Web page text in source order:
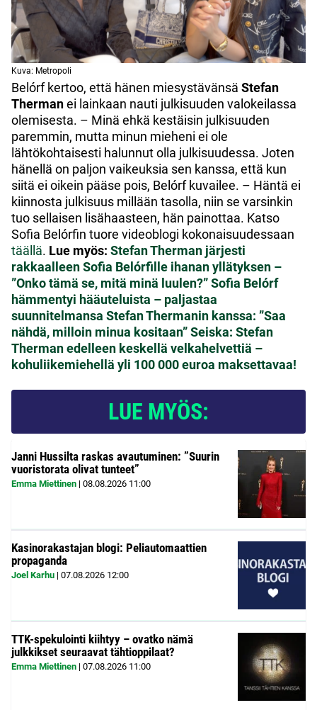
Kuva: Metropoli
Belórf kertoo, että hänen miesystävänsä Stefan
Thermanei lainkaan nauti julkisuuden valokeilassa
olemisesta. – Minä ehkä kestäisin julkisuuden
paremmin, mutta minun mieheni ei ole
lähtökohtaisesti halunnut olla julkisuudessa. Joten
hänellä on paljon vaikeuksia sen kanssa, että kun
siitä ei oikein pääse pois, Belórf kuvailee. – Häntä ei
kiinnosta julkisuus millään tasolla, niin se varsinkin
tuo sellaisen lisähaasteen, hän painottaa. Katso
Sofia Belórfin tuore videoblogi kokonaisuudessaan
täällä. Lue myös: Stefan Therman järjesti
rakkaalleen Sofia Belórfille ihanan yllätyksen –
”Onko tämä se, mitä minä luulen?”Sofia Belórf
hämmentyi hääuteluista – paljastaa
suunnitelmansa Stefan Thermanin kanssa: ”Saa
nähdä, milloin minua kositaan”Seiska: Stefan
Therman edelleen keskellä velkahelvettiä –
kohuliikemiehellä yli 100 000 euroa maksettavaa!
LUE MYÖS:
Janni Hussilta raskas avautuminen: ”Suurin
vuoristorata olivat tunteet”
Emma Miettinen | 08.08.2026 11:00
Kasinorakastajan blogi: Peliautomaattien
propaganda
Joel Karhu | 07.08.2026 12:00
TTK-spekulointi kiihtyy – ovatko nämä
julkkikset seuraavat tähtioppilaat?
Emma Miettinen | 07.08.2026 11:00